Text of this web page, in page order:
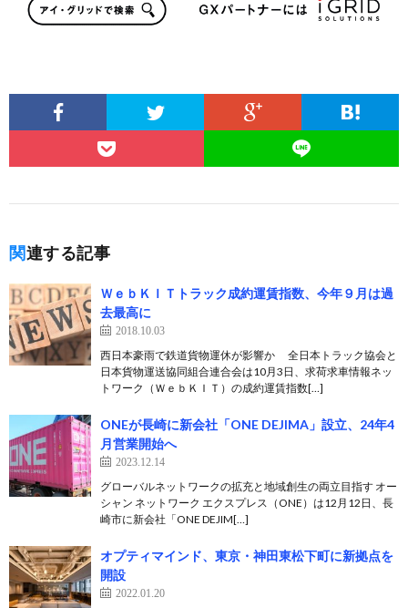
関連する記事
ＷｅｂＫＩＴトラック成約運賃指数、今年９月は過
去最高に
2018.10.03
西日本豪雨で鉄道貨物運休が影響か 全日本トラック協会と
日本貨物運送協同組合連合会は10月3日、求荷求車情報ネッ
トワーク（ＷｅｂＫＩＴ）の成約運賃指数[…]
ONEが長崎に新会社「ONE DEJIMA」設立、24年4
月営業開始へ
2023.12.14
グローバルネットワークの拡充と地域創生の両立目指す オー
シャン ネットワーク エクスプレス（ONE）は12月12日、長
崎市に新会社「ONE DEJIM[…]
オプティマインド、東京・神田東松下町に新拠点を
開設
2022.01.20